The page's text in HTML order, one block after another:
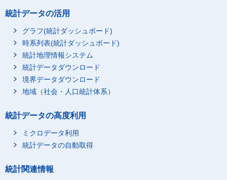
統計データの活用
グラフ(統計ダッシュボード)
時系列表(統計ダッシュボード)
統計地理情報システム
統計データダウンロード
境界データダウンロード
地域（社会・人口統計体系）
統計データの高度利用
ミクロデータ利用
統計データの自動取得
統計関連情報